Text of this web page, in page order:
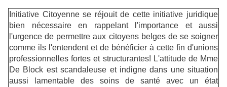
Initiative Citoyenne se réjouit de cette initiative juridique
bien nécessaire en rappelant l'importance et aussi
l'urgence de permettre aux citoyens belges de se soigner
comme ils l'entendent et de bénéficier à cette fin d'unions
professionnelles fortes et structurantes! L'attitude de Mme
De Block est scandaleuse et indigne dans une situation
aussi lamentable des soins de santé avec un état